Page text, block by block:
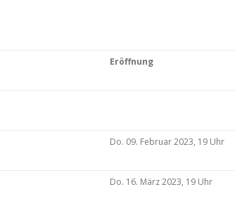
Eröffnung
Do. 09. Februar 2023, 19 Uhr
Do. 16. März 2023, 19 Uhr